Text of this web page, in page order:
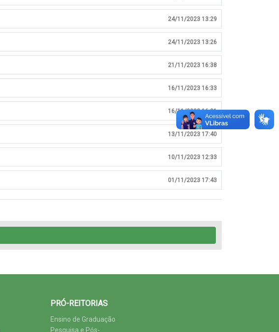
24/11/2023 13:29
24/11/2023 13:26
21/11/2023 16:38
16/11/2023 16:33
16/11/2023 16:31
13/11/2023 17:40
10/11/2023 12:33
01/11/2023 17:43
PRÓ-REITORIAS
Ensino de Graduação
Pesquisa e Pós-